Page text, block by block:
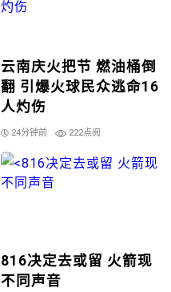
云南庆火把节 燃油桶倒
翻 引爆火球民众逃命16
人灼伤
24分钟前 222点阅
816决定去或留 火箭现
不同声音